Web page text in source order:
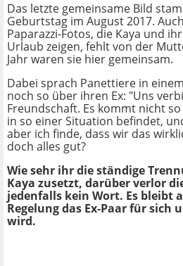
Das letzte gemeinsame Bild
Geburtstag im August 2017.
Paparazzi-Fotos, die Kaya und
Urlaub zeigen, fehlt von der
Jahr waren sie hier gemeinsam.
Dabei sprach Panettiere in einem
noch so über ihren Ex: "Uns
Freundschaft. Es kommt nicht
in so einer Situation befindet,
aber ich finde, dass wir das
doch alles gut?
Wie sehr ihr die ständige
Kaya zusetzt, darüber verlor
jedenfalls kein Wort. Es bleibt
Regelung das Ex-Paar für sich
wird.